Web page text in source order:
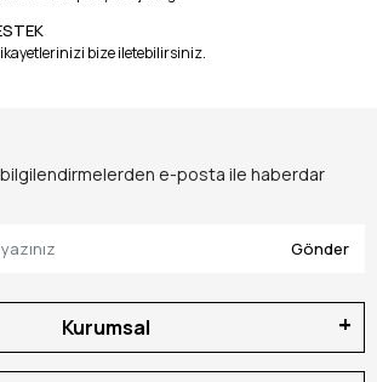
bize iletebilirsiniz.
bilgilendirmelerden e-posta ile haberdar
Gönder
Kurumsal